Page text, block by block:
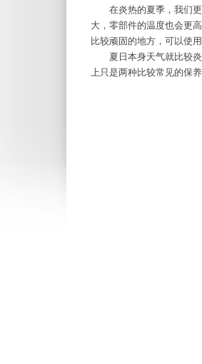
在炎热的夏季，我们更
大，零部件的温度也会更
比较顽固的地方，可以使
夏日本身天气就比较炎
上只是两种比较常见的保